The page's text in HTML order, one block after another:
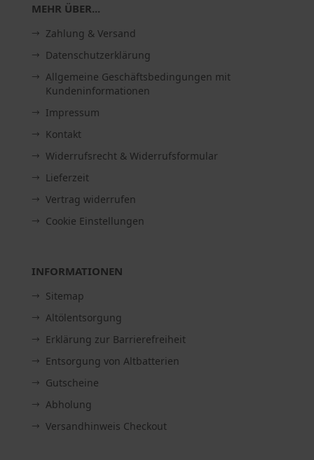
MEHR ÜBER...
Zahlung & Versand
Datenschutzerklärung
Allgemeine Geschäftsbedingungen mit
Kundeninformationen
Impressum
Kontakt
Widerrufsrecht & Widerrufsformular
Lieferzeit
Vertrag widerrufen
Cookie Einstellungen
INFORMATIONEN
Sitemap
Altölentsorgung
Erklärung zur Barrierefreiheit
Entsorgung von Altbatterien
Gutscheine
Abholung
Versandhinweis Checkout